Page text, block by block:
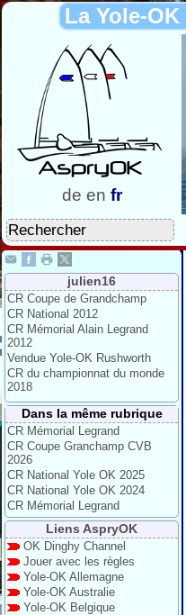
La Yole-OK
de en fr
julien16
CR Coupe de Grandchamp
CR National 2012
CR Mémorial Alain Legrand
2012
Vendue Yole-OK Rushworth
CR du championnat du monde
2018
Dans la même rubrique
CR Mémorial Legrand
CR Coupe Granchamp CVB
2026
CR National Yole OK 2025
CR National Yole OK 2024
CR Mémorial Legrand
Liens AspryOK
OK Dinghy Channel
Jouer avec les règles
Yole-OK Allemagne
Yole-OK Australie
Yole-OK Belgique